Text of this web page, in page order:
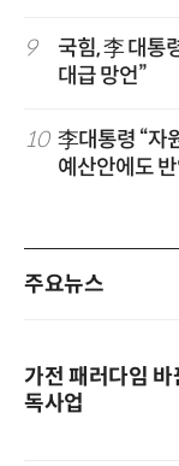
9
국힘, 李 대통
대급 망언”
10 李대통령 “자
예산안에도
주요뉴스
가전 패러다임
독사업